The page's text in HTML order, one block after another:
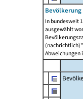
In bundesweit
ausgewählt
Abweichungen